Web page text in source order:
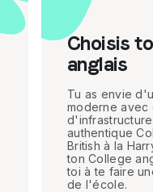
Choisis
anglais
Tu as envie
moderne avec
authentique
British à la
ton College
toi à te faire
de l'école.